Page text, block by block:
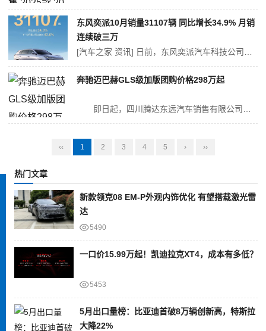
东风奕派10月销量31107辆 同比增长34.9% 月销
连续破三万
奔驰迈巴赫GLS级加版团购价格298万起
‹‹ 1 2 3 4 5 › ››
热门文章
新款领克08 EM-P外观内饰优化 有望搭载激光雷
达
5490
一口价15.99万起！凯迪拉克XT4，成本有多低？
5453
5月出口量榜：比亚迪首破8万辆创新高，特斯拉
大降22%